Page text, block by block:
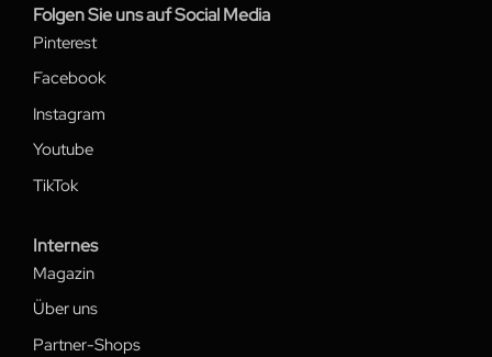
Folgen Sie uns auf Social Media
Pinterest
Facebook
Instagram
Youtube
TikTok
Internes
Magazin
Über uns
Partner-Shops